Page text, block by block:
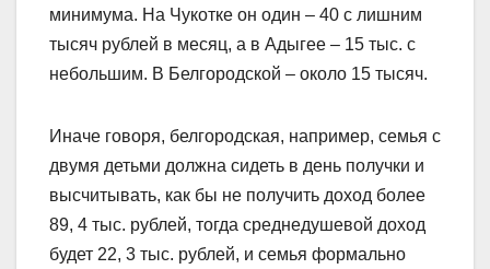
минимума. На Чукотке он один – 40 с лишним
тысяч рублей в месяц, а в Адыгее – 15 тыс. с
небольшим. В Белгородской – около 15 тысяч.
Иначе говоря, белгородская, например, семья с
двумя детьми должна сидеть в день получки и
высчитывать, как бы не получить доход более
89, 4 тыс. рублей, тогда среднедушевой доход
будет 22, 3 тыс. рублей, и семья формально